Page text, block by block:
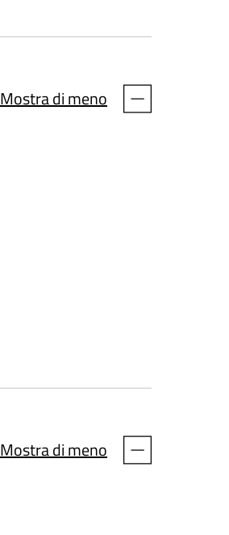
Mostra di meno
Mostra di meno